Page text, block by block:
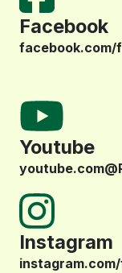
Facebook
facebook.com/
Youtube
Instagram